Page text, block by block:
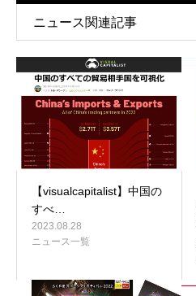
ニュース関連記事
【visualcapitalist】中国の
すべ…
2023.08.28
ニュース一覧